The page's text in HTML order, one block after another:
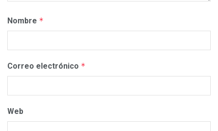
Nombre *
Correo electrónico *
Web